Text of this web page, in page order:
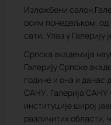
Изложбени салон
осим понедељком, од
сати. Улаз у Галерију
Српска академија
Галерију Српске
године и она и данас
САНУ. Галерија САНУ
институције широј
различитих области,